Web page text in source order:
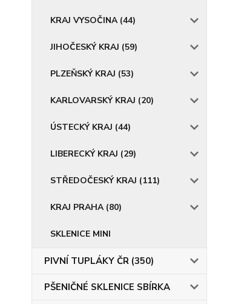
KRAJ VYSOČINA (44)
JIHOČESKÝ KRAJ (59)
PLZEŇSKÝ KRAJ (53)
KARLOVARSKÝ KRAJ (20)
ÚSTECKÝ KRAJ (44)
LIBERECKÝ KRAJ (29)
STŘEDOČESKÝ KRAJ (111)
KRAJ PRAHA (80)
SKLENICE MINI
PIVNÍ TUPLÁKY ČR (350)
PŠENIČNÉ SKLENICE SBÍRKA